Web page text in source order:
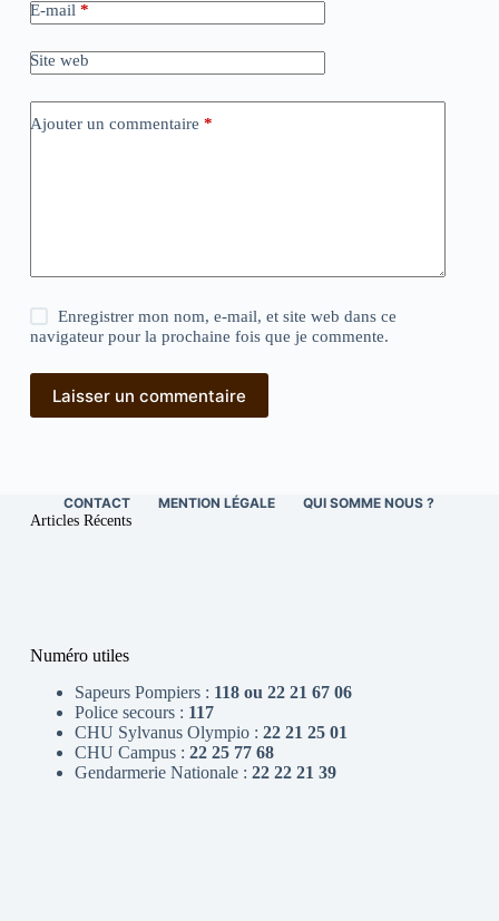
E-mail*
Site web
Ajouter un commentaire *
Enregistrer mon nom, e-mail, et site web dans ce
navigateur pour la prochaine fois que je commente.
Laisser un commentaire
CONTACT MENTION LÉGALE QUI SOMME NOUS ?
Articles Récents
Numéro utiles
Sapeurs Pompiers : 118 ou 22 21 67 06
Police secours : 117
CHU Sylvanus Olympio : 22 21 25 01
CHU Campus : 22 25 77 68
Gendarmerie Nationale : 22 22 21 39